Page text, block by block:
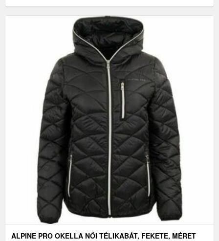
ALPINE PRO OKELLA NŐI TÉLIKABÁT, FEKETE, MÉRET